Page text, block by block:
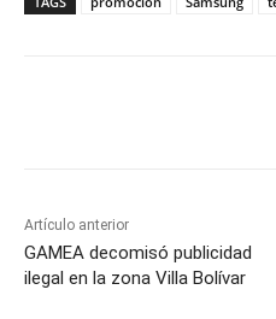
Artículo anterior
GAMEA decomisó publicidad
ilegal en la zona Villa Bolívar